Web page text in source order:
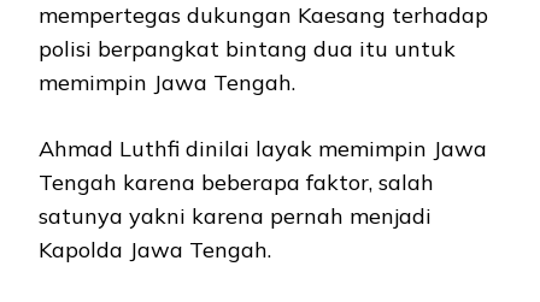
mempertegas dukungan Kaesang terhadap
polisi berpangkat bintang dua itu untuk
memimpin Jawa Tengah.
Ahmad Luthfi dinilai layak memimpin Jawa
Tengah karena beberapa faktor, salah
satunya yakni karena pernah menjadi
Kapolda Jawa Tengah.